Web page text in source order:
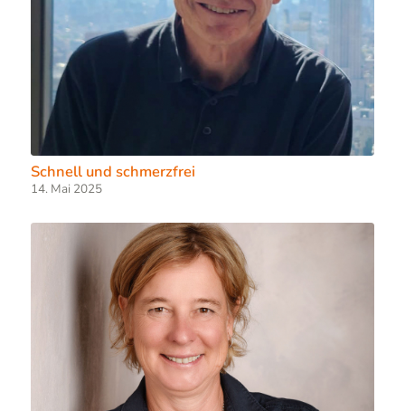
Schnell und schmerzfrei
14. Mai 2025